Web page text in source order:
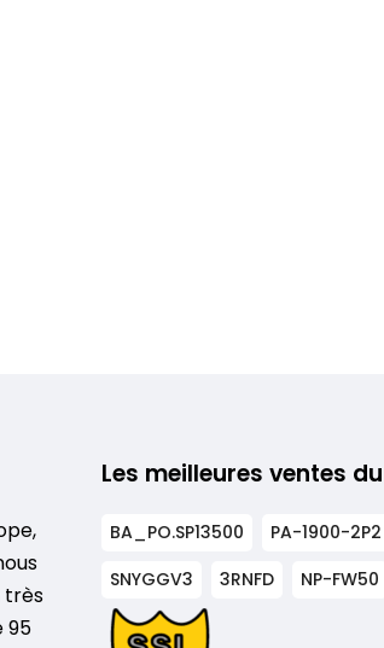
très
95
Les meilleures ventes
BA_PO.SP13500 PA-1900-2P2
SNYGGV3
3RNFD NP-FW50